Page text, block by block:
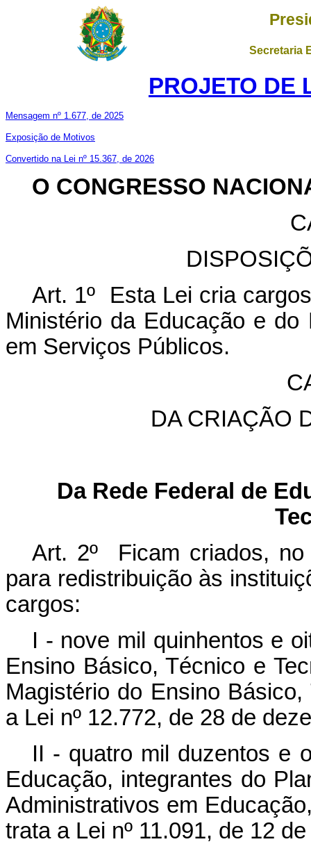
Secretaria
PROJETO DE
Mensagem nº 1.677, de 2025
Exposição de Motivos
Convertido na Lei nº 15.367, de 2026
O CONGRESSO
Art. 1º Esta Lei cria
Ministério da Educação e
em Serviços Públicos.
DA CRIAÇÃO
Da Rede Federal de
Art. 2º Ficam criados, no
para redistribuição às
cargos:
I - nove mil quinhentos e
Ensino Básico, Técnico e
Magistério do Ensino
a Lei nº 12.772, de 28 de
II - quatro mil duzentos e
Educação, integrantes do
Administrativos em
trata a Lei nº 11.091, de 12